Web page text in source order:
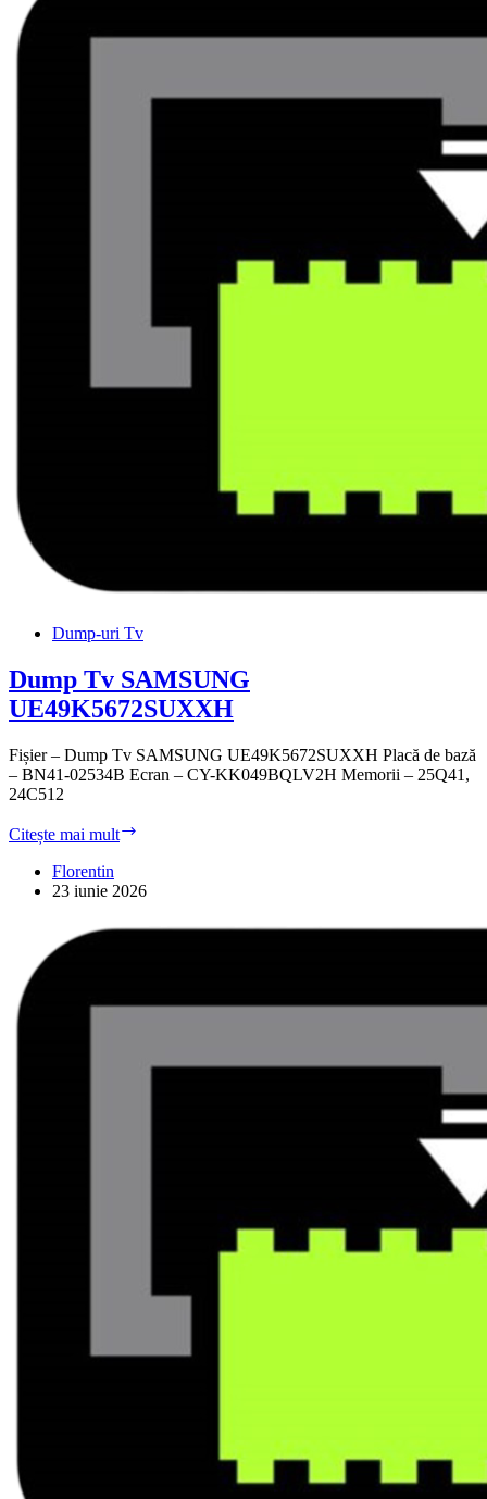
Dump-uri Tv
Dump Tv SAMSUNG
UE49K5672SUXXH
Fișier – Dump Tv SAMSUNG UE49K5672SUXXH Placă de bază
– BN41-02534B Ecran – CY-KK049BQLV2H Memorii – 25Q41,
24C512
Citește mai mult
UE49K5672SUXXH
Florentin
23 iunie 2026